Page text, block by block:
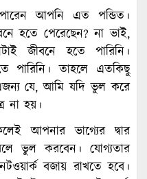
আপনি এত পন্ডিত।
হতে পেরেছেন? না ভাই,
জীবনে হতে পারিনি।
পারিনি। তাহলে এতকিছু
যে, আমি যদি ভুল করে
না হয়।
আপনার ভাগ্যের দ্বার
ভুল করবেন। যোগ্যতার
বজায় রাখতে হবে।